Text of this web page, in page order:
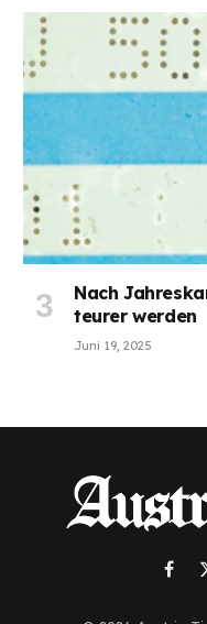
Nach
teurer werden
Juni 19, 2025